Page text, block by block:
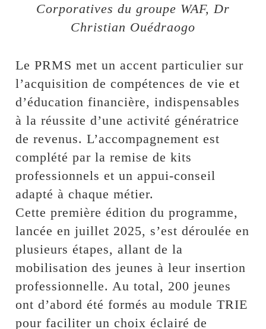
Corporatives du groupe WAF, Dr
Christian Ouédraogo
Le PRMS met un accent particulier sur
l’acquisition de compétences de vie et
d’éducation financière, indispensables
à la réussite d’une activité génératrice
de revenus. L’accompagnement est
complété par la remise de kits
professionnels et un appui-conseil
adapté à chaque métier.
Cette première édition du programme,
lancée en juillet 2025, s’est déroulée en
plusieurs étapes, allant de la
mobilisation des jeunes à leur insertion
professionnelle. Au total, 200 jeunes
ont d’abord été formés au module TRIE
pour faciliter un choix éclairé de